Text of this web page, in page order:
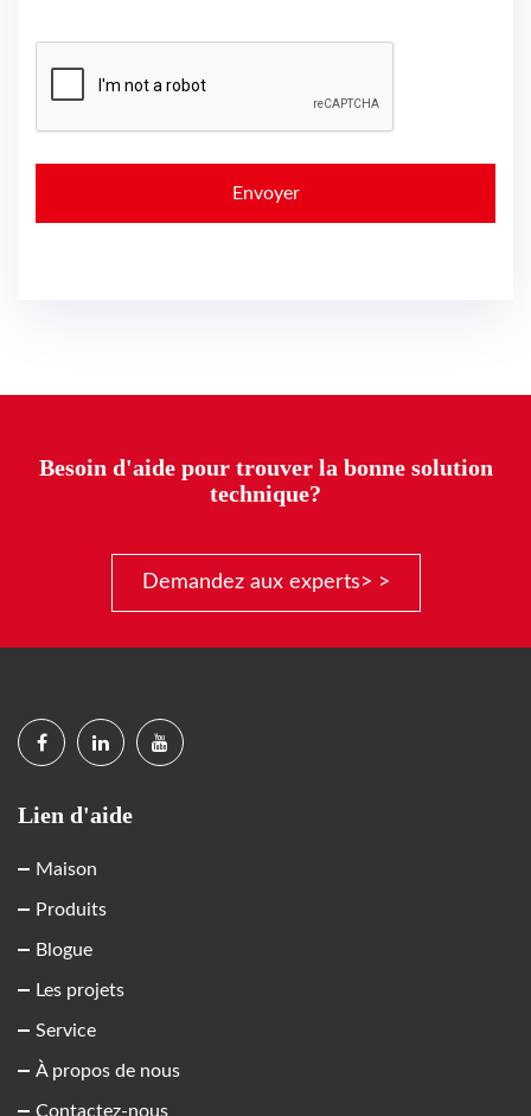
Besoin d'aide pour trouver la bonne solution
technique?
Demandez aux experts> >
Lien d'aide
Maison
Produits
Blogue
Les projets
Service
À propos de nous
Contactez-nous